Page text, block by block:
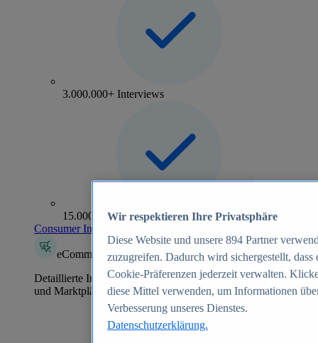
3.000.000+ Interviews
15.000+ Marken
Consumer Insights entdecken
eCommerce Insights
Detaillierte Informationen zu mehr als 39.000 Online-Shops
und Marktplätzen
Wir respektieren Ihre Privatsphäre
Diese Website und unsere 894 Partner
zuzugreifen. Dadurch wird sichergestellt,
Cookie-Präferenzen jederzeit verwalten.
diese Mittel verwenden, um Informationen
Verbesserung unseres Dienstes.
Datenschutzerklärung.